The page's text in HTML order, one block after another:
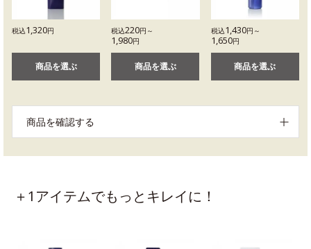
税込1,320円
商品を選ぶ
税込220円～
1,980円
商品を選ぶ
税込1,430円～
1,650円
商品を選ぶ
商品を確認する
＋1アイテムでもっとキレイに！